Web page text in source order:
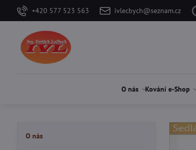
+420 577 523 563 ivlecbych@seznam.cz
O nás Kování e-Shop
O nás